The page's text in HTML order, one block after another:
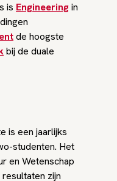
is Engineeringin
de hoogste
bij de duale
is een jaarlijks
studenten. Het
en Wetenschap
zijn